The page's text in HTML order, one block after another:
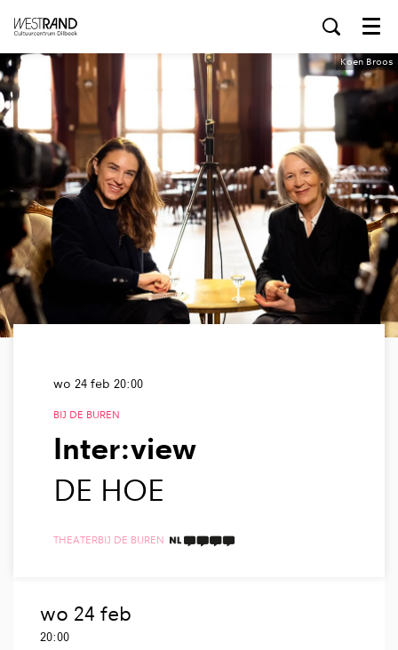
Menu
Koen Broos
Inter:view
DE HOE
BIJ DE BUREN
wo 24 feb 20:00
THEATERBIJ DE BUREN 4 TAALICONEN
wo 24 feb
20:00